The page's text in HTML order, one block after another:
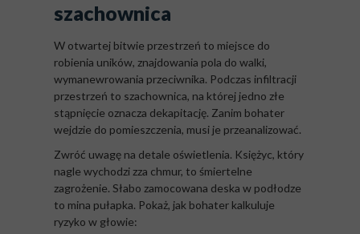
szachownica
W otwartej bitwie przestrzeń to miejsce do
robienia uników, znajdowania pola do walki,
wymanewrowania przeciwnika. Podczas infiltracji
przestrzeń to szachownica, na której jedno złe
stąpnięcie oznacza dekapitację. Zanim bohater
wejdzie do pomieszczenia, musi je przeanalizować.
Zwróć uwagę na detale oświetlenia. Księżyc, który
nagle wychodzi zza chmur, to śmiertelne
zagrożenie. Słabo zamocowana deska w podłodze
to mina pułapka. Pokaż, jak bohater kalkuluje
ryzyko w głowie: